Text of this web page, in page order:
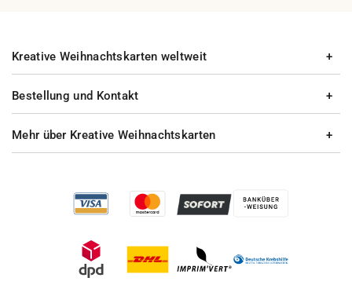
Bestellung und Kontakt
Mehr über Kreative Weihnachtskarten
Kreative Weihnachtskarten weltweit